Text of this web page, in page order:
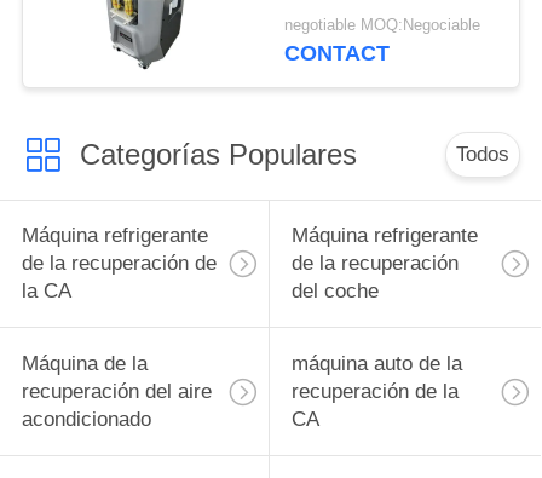
R134a AutoAC la
pantalla LCD color
negotiable MOQ:Negociable
CONTACT
Categorías Populares Todos
Máquina refrigerante
de la recuperación de
la CA
Máquina refrigerante
de la recuperación
del coche
Máquina de la
recuperación del aire
acondicionado
máquina auto de la
recuperación de la
CA